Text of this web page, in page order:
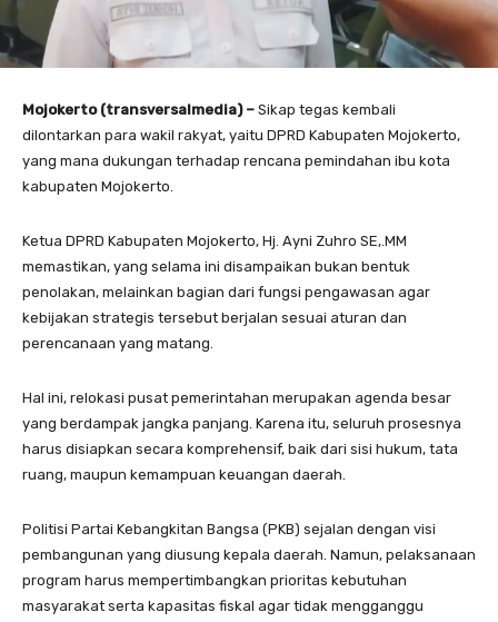
Mojokerto (transversalmedia) – Sikap tegas kembali
dilontarkan para wakil rakyat, yaitu DPRD Kabupaten Mojokerto,
yang mana dukungan terhadap rencana pemindahan ibu kota
kabupaten Mojokerto.
Ketua DPRD Kabupaten Mojokerto, Hj. Ayni Zuhro SE,.MM
memastikan, yang selama ini disampaikan bukan bentuk
penolakan, melainkan bagian dari fungsi pengawasan agar
kebijakan strategis tersebut berjalan sesuai aturan dan
perencanaan yang matang.
Hal ini, relokasi pusat pemerintahan merupakan agenda besar
yang berdampak jangka panjang. Karena itu, seluruh prosesnya
harus disiapkan secara komprehensif, baik dari sisi hukum, tata
ruang, maupun kemampuan keuangan daerah.
Politisi Partai Kebangkitan Bangsa (PKB) sejalan dengan visi
pembangunan yang diusung kepala daerah. Namun, pelaksanaan
program harus mempertimbangkan prioritas kebutuhan
masyarakat serta kapasitas fiskal agar tidak mengganggu